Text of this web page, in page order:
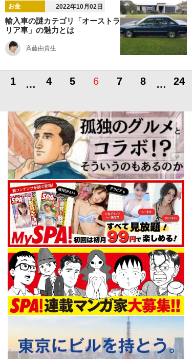
お金 2022年10月02日
輸入車の謎カテゴリ「オーストラ
リア車」の魅力とは
斉藤由貴生
1 … 4 5 6 7 8 … 24